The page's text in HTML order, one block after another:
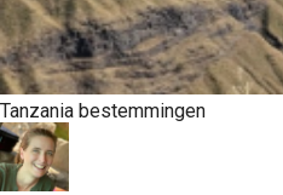
Tanzania bestemmingen